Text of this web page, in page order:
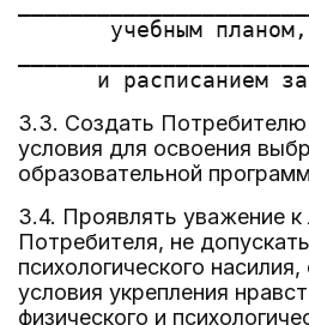
учебным
3.3. Создать
условия для освоения
образовательной
3.4. Проявлять уважение к
Потребителя, не
психологического
условия укрепления
физического и